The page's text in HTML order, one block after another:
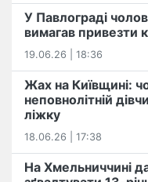
У Павлограді
вимагав привезти
19.06.26 | 18:36
Жах на Київщині:
неповнолітній
ліжку
18.06.26 | 17:38
На Хмельниччині